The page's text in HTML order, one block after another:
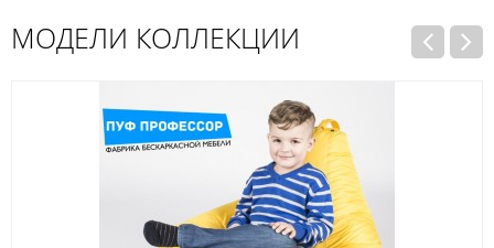
МОДЕЛИ КОЛЛЕКЦИИ